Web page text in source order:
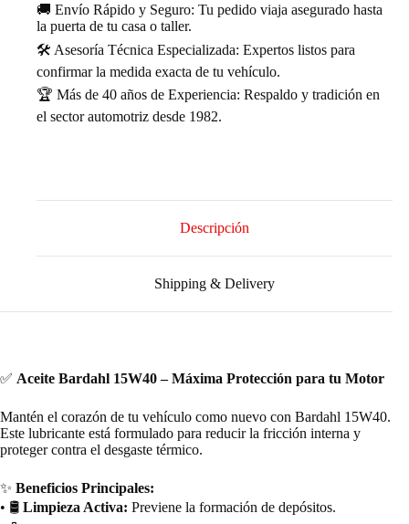
🚚 Envío Rápido y Seguro: Tu pedido viaja asegurado hasta
la puerta de tu casa o taller.
🛠️ Asesoría Técnica Especializada: Expertos listos para
confirmar la medida exacta de tu vehículo.
🏆 Más de 40 años de Experiencia: Respaldo y tradición en
el sector automotriz desde 1982.
Descripción
Shipping & Delivery
✅ Aceite Bardahl 15W40 – Máxima Protección para tu Motor
Mantén el corazón de tu vehículo como nuevo con Bardahl 15W40.
Este lubricante está formulado para reducir la fricción interna y
proteger contra el desgaste térmico.
✨ Beneficios Principales:
• 🛢️ Limpieza Activa: Previene la formación de depósitos.